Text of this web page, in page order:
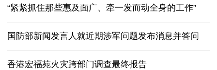
“紧紧抓住那些惠及面广、牵一发而动全身的工作”
国防部新闻发言人就近期涉军问题发布消息并答问
香港宏福苑火灾跨部门调查最终报告